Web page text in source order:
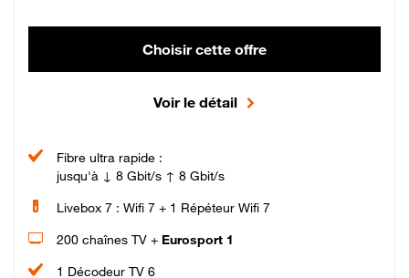
Choisir cette offre
Voir le détail
Fibre ultra rapide :
jusqu'à ↓ 8 Gbit/s ↑ 8 Gbit/s
Livebox 7 : Wifi 7 + 1 Répéteur Wifi 7
200 chaînes TV + Eurosport 1
1 Décodeur TV 6